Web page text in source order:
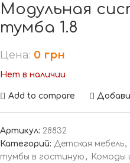
Модульная
тумба 1.8
Цена: 0 грн
Нет в наличии
Add to compare
Артикул: 28832
Категорий: Детская мебель,
тумбы в гостиную , Комоды